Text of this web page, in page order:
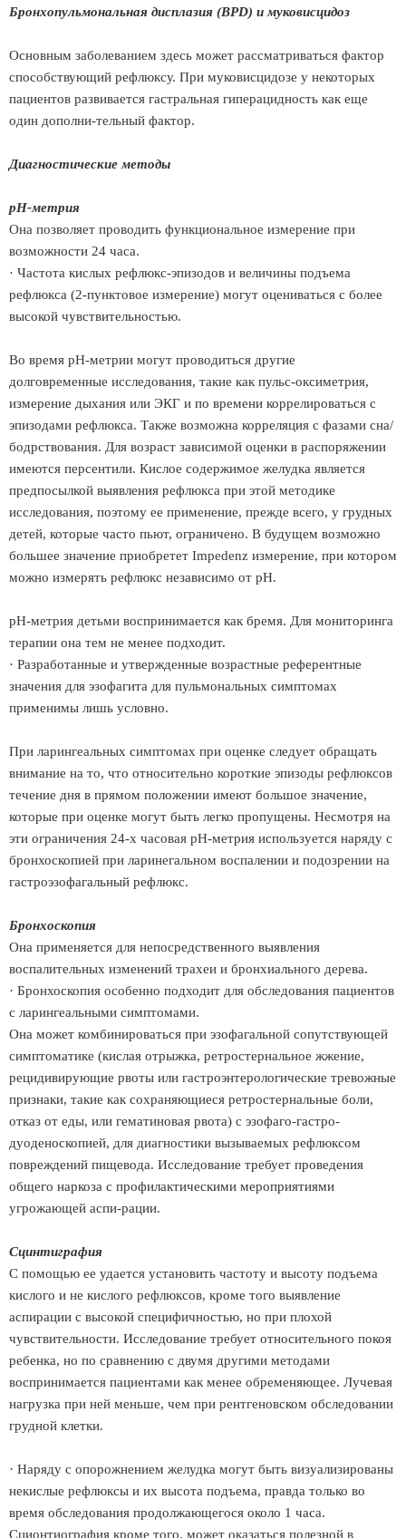
Бронхопульмональная дисплазия (BPD) и муковисцидоз
Основным заболеванием здесь может рассматриваться фактор
способствующий рефлюксу. При муковисцидозе у некоторых
пациентов развивается гастральная гиперацидность как еще
один дополни-тельный фактор.
Диагностические методы
рН-метрия
Она позволяет проводить функциональное измерение при
возможности 24 часа.
· Частота кислых рефлюкс-эпизодов и величины подъема
рефлюкса (2-пунктовое измерение) могут оцениваться с более
высокой чувствительностью.
Во время рН-метрии могут проводиться другие
долговременные исследования, такие как пульс-оксиметрия,
измерение дыхания или ЭКГ и по времени коррелироваться с
эпизодами рефлюкса. Также возможна корреляция с фазами сна/
бодрствования. Для возраст зависимой оценки в распоряжении
имеются персентили. Кислое содержимое желудка является
предпосылкой выявления рефлюкса при этой методике
исследования, поэтому ее применение, прежде всего, у грудных
детей, которые часто пьют, ограничено. В будущем возможно
большее значение приобретет Impedenz измерение, при котором
можно измерять рефлюкс независимо от рН.
pН-метрия детьми воспринимается как бремя. Для мониторинга
терапии она тем не менее подходит.
· Разработанные и утвержденные возрастные референтные
значения для эзофагита для пульмональных симптомах
применимы лишь условно.
При ларингеальных симптомах при оценке следует обращать
внимание на то, что относительно короткие эпизоды рефлюксов
течение дня в прямом положении имеют большое значение,
которые при оценке могут быть легко пропущены. Несмотря на
эти ограничения 24-х часовая рН-метрия используется наряду с
бронхоскопией при ларинегальном воспалении и подозрении на
гастроэзофагальный рефлюкс.
Бронхоскопия
Она применяется для непосредственного выявления
воспалительных изменений трахеи и бронхиального дерева.
· Бронхоскопия особенно подходит для обследования пациентов
с ларингеальными симптомами.
Она может комбинироваться при эзофагальной сопутствующей
симптоматике (кислая отрыжка, ретростернальное жжение,
рецидивирующие рвоты или гастроэнтерологические тревожные
признаки, такие как сохраняющиеся ретростернальные боли,
отказ от еды, или гематиновая рвота) с эзофаго-гастро-
дуоденоскопией, для диагностики вызываемых рефлюксом
повреждений пищевода. Исследование требует проведения
общего наркоза с профилактическими мероприятиями
угрожающей аспи-рации.
Сцинтиграфия
С помощью ее удается установить частоту и высоту подъема
кислого и не кислого рефлюксов, кроме того выявление
аспирации с высокой специфичностью, но при плохой
чувствительности. Исследование требует относительного покоя
ребенка, но по сравнению с двумя другими методами
воспринимается пациентами как менее обременяющее. Лучевая
нагрузка при ней меньше, чем при рентгеновском обследовании
грудной клетки.
· Наряду с опорожнением желудка могут быть визуализированы
некислые рефлюксы и их высота подъема, правда только во
время обследования продолжающегося около 1 часа.
Сционтиография кроме того, может оказаться полезной в